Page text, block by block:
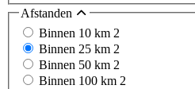
Afstanden
Binnen 10 km 2
Binnen 25 km 2
Binnen 50 km 2
Binnen 100 km 2